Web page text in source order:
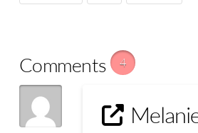
Comments 4